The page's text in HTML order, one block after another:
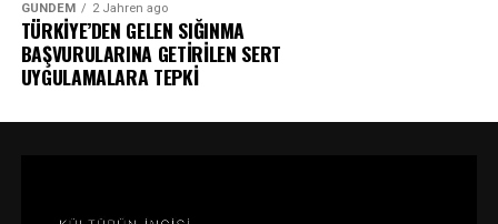
GÜNDEM 2 Jahren ago
TÜRKİYE’DEN GELEN SIĞINMA
BAŞVURULARINA GETİRİLEN SERT
UYGULAMALARA TEPKİ